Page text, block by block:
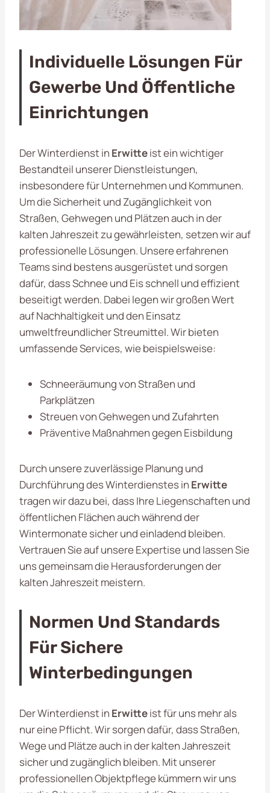
Individuelle Lösungen Für
Gewerbe Und Öffentliche
Einrichtungen
Der Winterdienst in Erwitteist ein wichtiger
Bestandteil unserer Dienstleistungen,
insbesondere für Unternehmen und Kommunen.
Um die Sicherheit und Zugänglichkeit von
Straßen, Gehwegen und Plätzen auch in der
kalten Jahreszeit zu gewährleisten, setzen wir auf
professionelle Lösungen. Unsere erfahrenen
Teams sind bestens ausgerüstet und sorgen
dafür, dass Schnee und Eis schnell und effizient
beseitigt werden. Dabei legen wir großen Wert
auf Nachhaltigkeit und den Einsatz
umweltfreundlicher Streumittel. Wir bieten
umfassende Services, wie beispielsweise:
Schneeräumung von Straßen und
Parkplätzen
Streuen von Gehwegen und Zufahrten
Präventive Maßnahmen gegen Eisbildung
Durch unsere zuverlässige Planung und
Durchführung des Winterdienstes in Erwitte
tragen wir dazu bei, dass Ihre Liegenschaften und
öffentlichen Flächen auch während der
Wintermonate sicher und einladend bleiben.
Vertrauen Sie auf unsere Expertise und lassen Sie
uns gemeinsam die Herausforderungen der
kalten Jahreszeit meistern.
Normen Und Standards
Für Sichere
Winterbedingungen
Der Winterdienst in Erwitteist für uns mehr als
nur eine Pflicht. Wir sorgen dafür, dass Straßen,
Wege und Plätze auch in der kalten Jahreszeit
sicher und zugänglich bleiben. Mit unserer
professionellen Objektpflege kümmern wir uns